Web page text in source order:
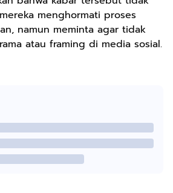
menghormati proses
namun meminta agar tidak
atau framing di media sosial.